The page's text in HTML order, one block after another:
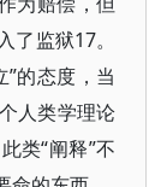
监狱17。
的态度，当
人类学理论
类“阐释”不